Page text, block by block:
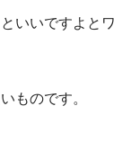
いいですよとワ
ものです。